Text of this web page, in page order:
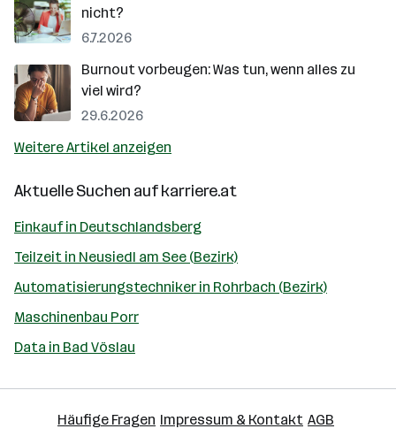
nicht?
6.7.2026
Burnout vorbeugen: Was tun, wenn alles zu
viel wird?
29.6.2026
Weitere Artikel anzeigen
Aktuelle Suchen aufkarriere.at
Einkauf in Deutschlandsberg
Teilzeit in Neusiedl am See (Bezirk)
Automatisierungstechniker in Rohrbach (Bezirk)
Maschinenbau Porr
Data in Bad Vöslau
Häufige Fragen Impressum & Kontakt AGB